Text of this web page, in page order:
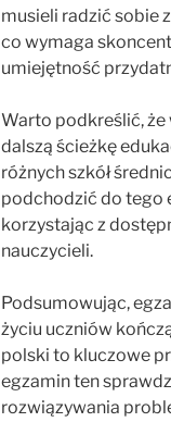
musieli radzić sobie
co wymaga
umiejętność
Warto podkreślić, że
dalszą ścieżkę
różnych szkół
podchodzić do tego
korzystając z
nauczycieli.
Podsumowując,
życiu uczniów
polski to kluczowe
egzamin ten
rozwiązywania